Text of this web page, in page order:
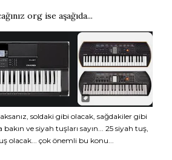
org ise aşağıda...
soldaki gibi olacak, sağdakiler gibi
ve siyah tuşları sayın... 25 siyah tuş,
olacak... çok önemli bu konu...